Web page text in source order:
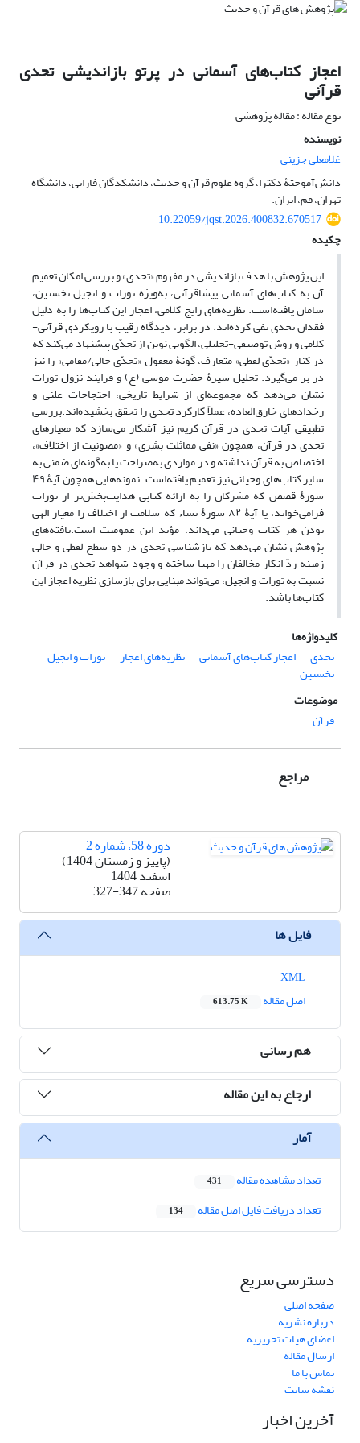
اعجاز کتاب‌های آسمانی در پرتو بازاندیشی تحدی
قرآنی‏
نوع مقاله : مقاله پژوهشی
نویسنده
غلامعلی جزینی
دانش‌آموختۀ دکترا، گروه علوم قرآن و حدیث، دانشکدگان فارابی، دانشگاه
تهران، قم، ایران.
10.22059/jqst.2026.400832.670517
چکیده
این پژوهش با هدف بازاندیشی در مفهوم «تحدی» و بررسی امکان تعمیم
آن به کتاب‌های آسمانی پیشاقرآنی، به‌ویژه تورات و انجیل نخستین،
سامان یافته‌است. نظریه‌های رایج کلامی، اعجاز این کتاب‌ها را به دلیل
فقدان تحدی نفی کرده‌اند. در برابر، دیدگاه رقیب با رویکردی قرآنی-
کلامی و روش توصیفی-تحلیلی، الگویی نوین از تحدّی پیشنهاد می‌کند که
در کنار «تحدّی لفظی» متعارف، گونۀ مغفول «تحدّی حالی/مقامی» را نیز
در بر می‌گیرد. تحلیل سیرۀ حضرت موسی (ع) و فرایند نزول تورات
نشان می‌دهد که مجموعه‌ای از شرایط تاریخی، احتجاجات علنی و
رخدادهای خارق‌العاده، عملاً کارکرد تحدی را تحقق بخشیده‌اند.بررسی
تطبیقی آیات تحدی در قرآن کریم نیز آشکار می‌سازد که معیارهای
تحدی در قرآن، همچون «نفی مماثلت بشری» و «مصونیت از اختلاف»،
اختصاص به قرآن نداشته و در مواردی به‌صراحت یا به‌گونه‌ای ضمنی به
سایر کتاب‌های وحیانی نیز تعمیم یافته‌است. نمونه‌هایی همچون آیۀ ۴۹
سورۀ قصص که مشرکان را به ارائه کتابی هدایت‌بخش‌تر از تورات
فرامی‌خواند، یا آیۀ ۸۲ سورۀ نساء که سلامت از اختلاف را معیار الهی
بودن هر کتاب وحیانی می‌داند، مؤید این عمومیت است.یافته‌های
پژوهش نشان می‌دهد که بازشناسی تحدی در دو سطح لفظی و حالی
زمینه ردّ انکار مخالفان را مهیا ساخته و وجود شواهد تحدی در قرآن
نسبت به تورات و انجیل، می‌تواند مبنایی برای بازسازی نظریه اعجاز این
کتاب‌ها باشد.
کلیدواژه‌ها
تحدی
اعجاز کتاب‌های آسمانی نظریه‌های اعجاز تورات و انجیل
نخستین
موضوعات
قرآن
مراجع
دوره 58، شماره 2
(پاییز و زمستان 1404)
اسفند 1404
صفحه327-347
فایل ها
اصل مقاله
613.75 K
هم رسانی
ارجاع به این مقاله
آمار
تعداد مشاهده مقاله 431
تعداد دریافت فایل اصل مقاله 134
دسترسی سریع
صفحه اصلی
درباره نشریه
اعضای هیات تحریریه
ارسال مقاله
تماس با ما
نقشه سایت
آخرین اخبار